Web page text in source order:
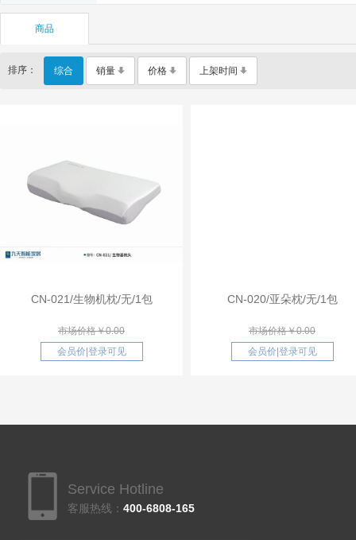
商品
排序： 综合 销量 价格 上架时间
CN-021/生物机枕/无/1包
市场价格￥0.00
会员价 登录可见
CN-020/亚朵枕/无/1包
市场价格￥0.00
会员价 登录可见
Service Hotline
客服热线： 400-6808-165